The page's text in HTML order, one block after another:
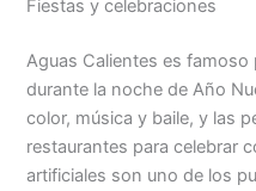
Fiestas y celebraciones
Aguas Calientes es
durante la noche de Año
color, música y baile, y las
restaurantes para celebrar
artificiales son uno de los